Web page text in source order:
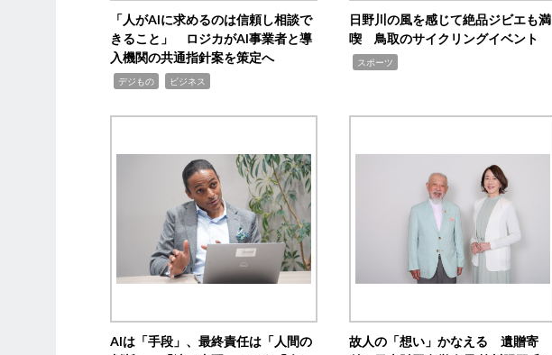
「人がAIに求めるのは信頼し相談で
きること」 ロジカがAI事業者と導
入機関の共通指針案を策定へ
デジもの ビジネス
日野川の風を感じて絶品ジビエも満
喫 鳥取のサイクリングイベント
スポーツ
AIは「手段」、最終責任は「人間の
故人の「想い」かなえる 遺贈寄